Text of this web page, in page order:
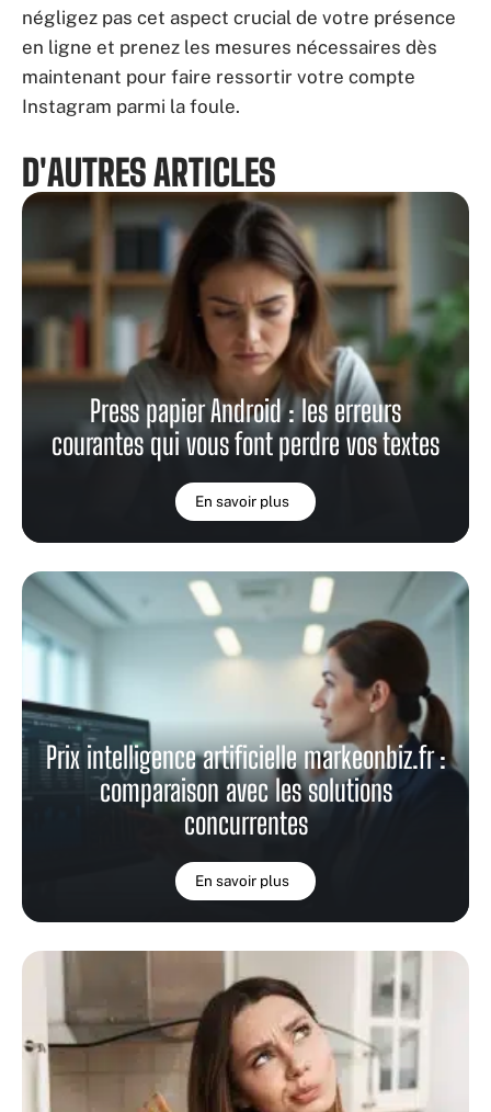
négligez pas cet aspect crucial de votre présence
en ligne et prenez les mesures nécessaires dès
maintenant pour faire ressortir votre compte
Instagram parmi la foule.
D'AUTRES ARTICLES
Press papier Android : les erreurs
courantes qui vous font perdre vos textes
En savoir plus
Prix intelligence artificielle markeonbiz.fr :
comparaison avec les solutions
concurrentes
En savoir plus